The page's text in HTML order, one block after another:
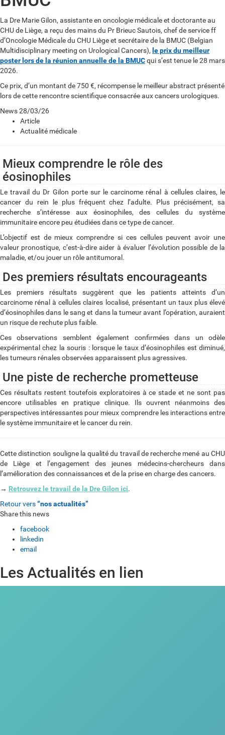
La Dre Marie Gilon, assistante en oncologie médicale et doctorante au
CHU de Liège, a reçu des mains du Pr Brieuc Sautois, chef de service ff
d’Oncologie Médicale du CHU Liège et secrétaire de la BMUC (Belgian
Multidisciplinary meeting on Urological Cancers), le prix du meilleur
poster lors de la réunion annuelle de la BMUCqui s’est tenue le 28 mars
2026.
Ce prix, d’un montant de 750 €, récompense le meilleur abstract présenté
lors de cette rencontre scientifique consacrée aux cancers urologiques.
News28/03/26
Article
Actualité médicale
Mieux comprendre le rôle des
éosinophiles
Le travail du Dr Gilon porte sur le carcinome rénal à cellules claires, le
cancer du rein le plus fréquent chez l’adulte. Plus précisément, sa
recherche s’intéresse aux éosinophiles, des cellules du système
immunitaire encore peu étudiées dans ce type de cancer.
L’objectif est de mieux comprendre si ces cellules peuvent avoir une
valeur pronostique, c’est-à-dire aider à évaluer l’évolution possible de la
maladie, et/ou jouer un rôle antitumoral.
Des premiers résultats encourageants
Les premiers résultats suggèrent que les patients atteints d’un
carcinome rénal à cellules claires localisé, présentant un taux plus élevé
d’éosinophiles dans le sang et dans la tumeur avant l’opération, auraient
un risque de rechute plus faible.
Ces observations semblent également confirmées dans un odèle
expérimental chez la souris : lorsque le taux d’éosinophiles est diminué,
les tumeurs rénales observées apparaissent plus agressives.
Une piste de recherche prometteuse
Ces résultats restent toutefois exploratoires à ce stade et ne sont pas
encore utilisables en pratique clinique. Ils ouvrent néanmoins des
perspectives intéressantes pour mieux comprendre les interactions entre
le système immunitaire et le cancer du rein.
Cette distinction souligne la qualité du travail de recherche mené au CHU
de Liège et l’engagement des jeunes médecins-chercheurs dans
l’amélioration des connaissances et de la prise en charge des cancers.
→ Retrouvez le travail de la Dre Gilon ici.
Retour vers“nos actualités”
Share this news
facebook
linkedin
email
Les Actualités en lien